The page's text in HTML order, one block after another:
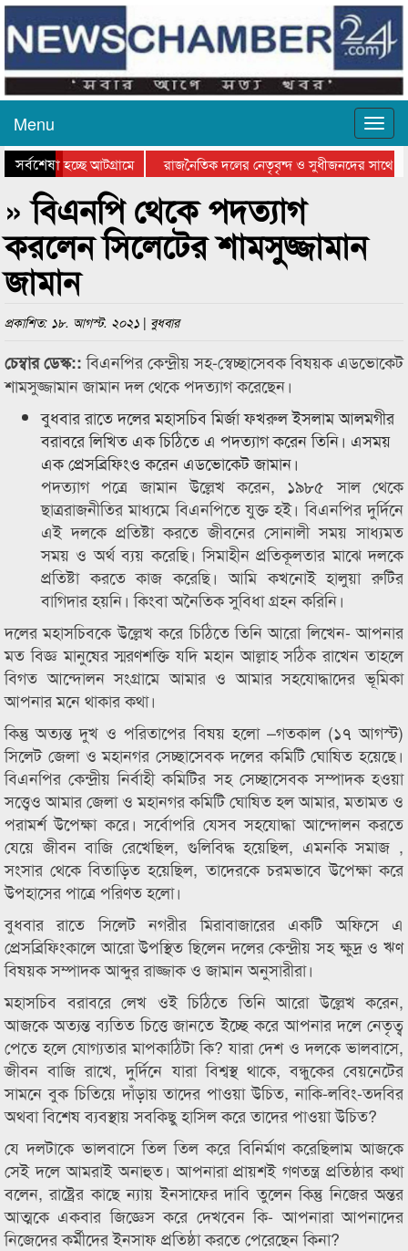
Menu
সর্বশেষহচ্ছে আটগ্রামে
রাজনৈতিক দলের নেতৃবৃন্দ ও সুধীজনদের সাথে
পুরস্কার বিতরণ সম্পন্ন
» বিএনপি থেকে পদত্যাগ
করলেন সিলেটের শামসুজ্জামান
জামান
প্রকাশিত: ১৮. আগস্ট. ২০২১ | বুধবার
চেম্বার ডেস্ক::বিএনপির কেন্দ্রীয় সহ-স্বেচ্ছাসেবক বিষয়ক এডভোকেট
শামসুজ্জামান জামান দল থেকে পদত্যাগ করেছেন।
বুধবার রাতে দলের মহাসচিব মির্জা ফখরুল ইসলাম আলমগীর
বরাবরে লিখিত এক চিঠিতে এ পদত্যাগ করেন তিনি। এসময়
এক প্রেসব্রিফিংও করেন এডভোকেট জামান।
পদত্যাগ পত্রে জামান উল্লেখ করেন, ১৯৮৫ সাল থেকে
ছাত্ররাজনীতির মাধ্যমে বিএনপিতে যুক্ত হই। বিএনপির দুর্দিনে
এই দলকে প্রতিষ্টা করতে জীবনের সোনালী সময় সাধ্যমত
সময় ও অর্থ ব্যয় করেছি। সিমাহীন প্রতিকূলতার মাঝে দলকে
প্রতিষ্টা করতে কাজ করেছি। আমি কখনোই হালুয়া রুটির
বাগিদার হয়নি। কিংবা অনৈতিক সুবিধা গ্রহন করিনি।
দলের মহাসচিবকে উল্লেখ করে চিঠিতে তিনি আরো লিখেন- আপনার
মত বিজ্ঞ মানুষের স্মরণশক্তি যদি মহান আল্লাহ সঠিক রাখেন তাহলে
বিগত আন্দোলন সংগ্রামে আমার ও আমার সহযোদ্ধাদের ভূমিকা
আপনার মনে থাকার কথা।
কিন্তু অত্যন্ত দুখ ও পরিতাপের বিষয় হলো –গতকাল (১৭ আগস্ট)
সিলেট জেলা ও মহানগর সেচ্ছাসেবক দলের কমিটি ঘোষিত হয়েছে।
বিএনপির কেন্দ্রীয় নির্বাহী কমিটির সহ সেচ্ছাসেবক সম্পাদক হওয়া
সত্ত্বেও আমার জেলা ও মহানগর কমিটি ঘোষিত হল আমার, মতামত ও
পরামর্শ উপেক্ষা করে। সর্বোপরি যেসব সহযোদ্ধা আন্দোলন করতে
যেয়ে জীবন বাজি রেখেছিল, গুলিবিদ্ধ হয়েছিল, এমনকি সমাজ ,
সংসার থেকে বিতাড়িত হয়েছিল, তাদেরকে চরমভাবে উপেক্ষা করে
উপহাসের পাত্রে পরিণত হলো।
বুধবার রাতে সিলেট নগরীর মিরাবাজারের একটি অফিসে এ
প্রেসব্রিফিংকালে আরো উপস্থিত ছিলেন দলের কেন্দ্রীয় সহ ক্ষুদ্র ও ঋণ
বিষয়ক সম্পাদক আব্দুর রাজ্জাক ও জামান অনুসারীরা।
মহাসচিব বরাবরে লেখ ওই চিঠিতে তিনি আরো উল্লেখ করেন,
আজকে অত্যন্ত ব্যতিত চিত্তে জানতে ইচ্ছে করে আপনার দলে নেতৃত্ব
পেতে হলে যোগ্যতার মাপকাঠিটা কি? যারা দেশ ও দলকে ভালবাসে,
জীবন বাজি রাখে, দুর্দিনে যারা বিশ্বস্থ থাকে, বন্ধুকের বেয়নেটের
সামনে বুক চিতিয়ে দাঁড়ায় তাদের পাওয়া উচিত, নাকি-লবিং-তদবির
অথবা বিশেষ ব্যবস্থায় সবকিছু হাসিল করে তাদের পাওয়া উচিত?
যে দলটাকে ভালবাসে তিল তিল করে বিনির্মাণ করেছিলাম আজকে
সেই দলে আমরাই অনাহুত। আপনারা প্রায়শই গণতন্ত্র প্রতিষ্ঠার কথা
বলেন, রাষ্ট্রের কাছে ন্যায় ইনসাফের দাবি তুলেন কিন্তু নিজের অন্তর
আত্মকে একবার জিজ্ঞেস করে দেখবেন কি- আপনারা আপনাদের
নিজেদের কর্মীদের ইনসাফ প্রতিষ্ঠা করতে পেরেছেন কিনা?